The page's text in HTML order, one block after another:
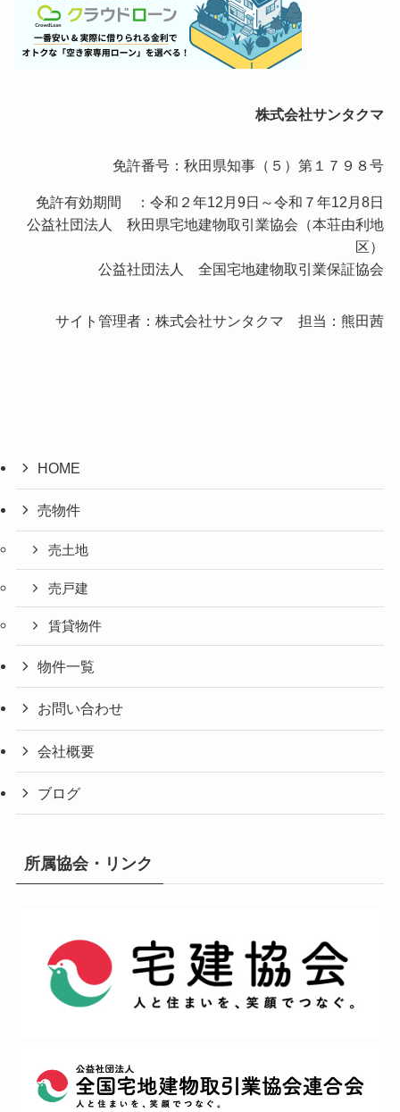
株式会社サンタクマ
免許番号：秋田県知事（５）第１７９８号
免許有効期間 ：令和２年12月9日～令和７年12月8日
公益社団法人 秋田県宅地建物取引業協会（本荘由利地
区）
公益社団法人 全国宅地建物取引業保証協会
サイト管理者：株式会社サンタクマ 担当：熊田茜
HOME
売物件
売土地
売戸建
賃貸物件
物件一覧
お問い合わせ
会社概要
ブログ
所属協会・リンク